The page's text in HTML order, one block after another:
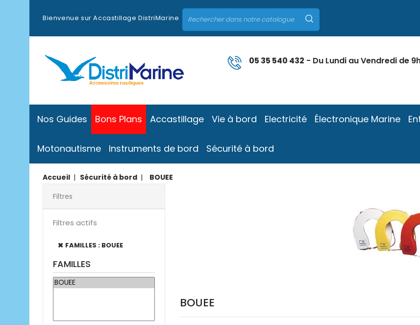
Bienvenue sur Accastillage DistriMarine
05 35 540 432 - Du Lundi au Vendredi de
Nos Guides Bons Plans Accastillage Vie à bord Electricité Électronique Marine
Motonautisme Instruments de bord Sécurité à bord
Accueil Sécurité à bord
BOUEE
Filtres
Filtres actifs
FAMILLES : BOUEE
FAMILLES
BOUEE